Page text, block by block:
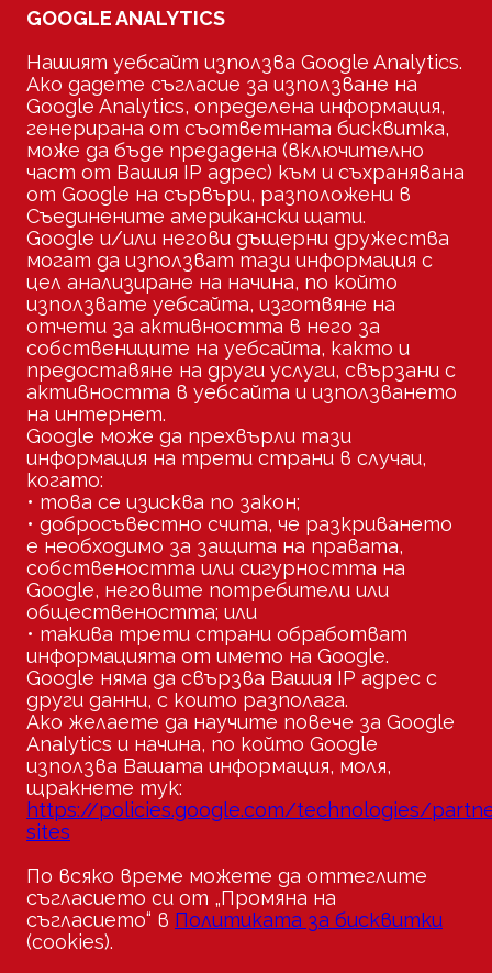
GOOGLE ANALYTICS
Нашият уебсайт използва Google Analytics.
Ако дадете съгласие за използване на
Google Analytics, определена информация,
генерирана от съответната бисквитка,
може да бъде предадена (включително
част от Вашия IP адрес) към и съхранявана
от Google на сървъри, разположени в
Съединените американски щати.
Google и/или негови дъщерни дружества
могат да използват тази информация с
цел анализиране на начина, по който
използвате уебсайта, изготвяне на
отчети за активността в него за
собствениците на уебсайта, както и
предоставяне на други услуги, свързани с
активността в уебсайта и използването
на интернет.
Google може да прехвърли тази
информация на трети страни в случаи,
когато:
• това се изисква по закон;
• добросъвестно счита, че разкриването
е необходимо за защита на правата,
собствеността или сигурността на
Google, неговите потребители или
обществеността; или
• такива трети страни обработват
информацията от името на Google.
Google няма да свързва Вашия IP адрес с
други данни, с които разполага.
Ако желаете да научите повече за Google
Analytics и начина, по който Google
използва Вашата информация, моля,
щракнете тук:
https://policies.google.com/technologies/
sites
По всяко време можете да оттеглите
съгласието си от „Промяна на
съгласието“ в Политиката за бисквитки
(cookies).